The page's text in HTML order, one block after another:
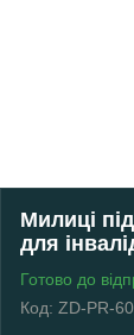
Милиці
для
Готово до
Код: ZD-PR-